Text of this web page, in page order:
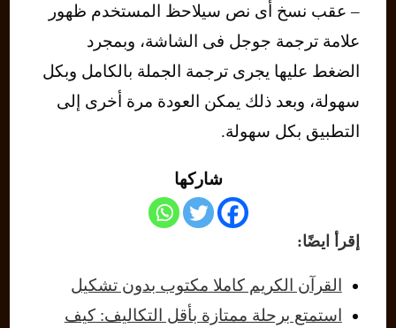
– عقب نسخ أى نص سيلاحظ المستخدم ظهور
علامة ترجمة جوجل فى الشاشة، وبمجرد
الضغط عليها يجرى ترجمة الجملة بالكامل وبكل
سهولة، وبعد ذلك يمكن العودة مرة أخرى إلى
التطبيق بكل سهولة.
شاركها
إقرأ ايضًا:
القرآن الكريم كاملا مكتوب بدون تشكيل
استمتع برحلة ممتازة بأقل التكاليف: كيف